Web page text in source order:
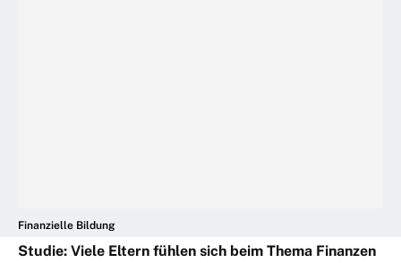
Finanzielle Bildung
Studie: Viele Eltern fühlen sich beim Thema Finanzen